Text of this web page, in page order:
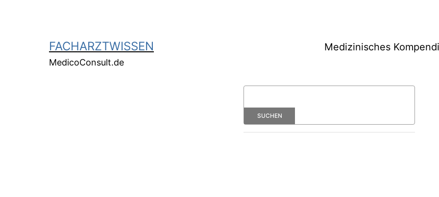
FACHARZTWISSEN
MedicoConsult.de
Medizinisches